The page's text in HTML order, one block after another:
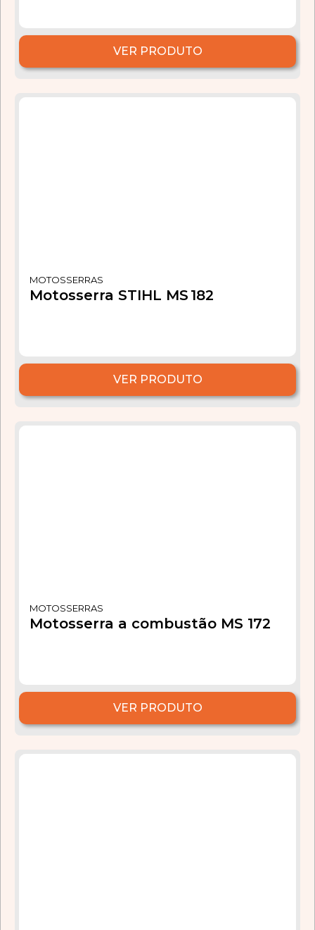
VER PRODUTO
MOTOSSERRAS
Motosserra STIHL MS 182
VER PRODUTO
MOTOSSERRAS
Motosserra a combustão MS 172
VER PRODUTO